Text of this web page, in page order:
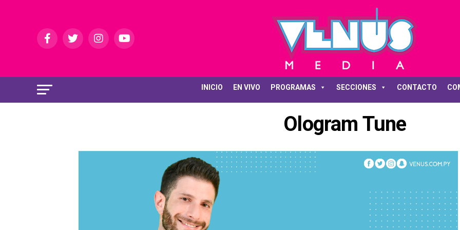
INICIO EN VIVO PROGRAMAS SECCIONES CONTACTO
Ologram Tune